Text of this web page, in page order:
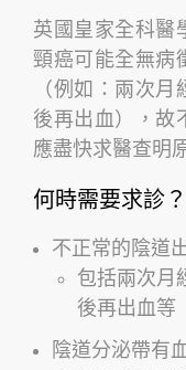
英國皇家全科醫
頸癌可能全無病
（例如：兩次
後再出血），故
應盡快求醫查明
何時需要求診？
不正常的陰道
包括兩次月
後再出血等
陰道分泌帶有